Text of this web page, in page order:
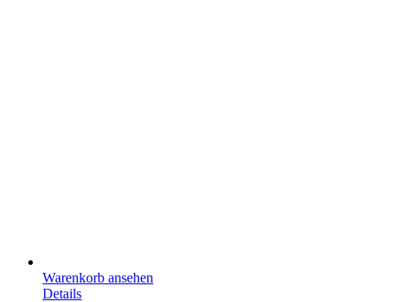
Warenkorb ansehen
Details